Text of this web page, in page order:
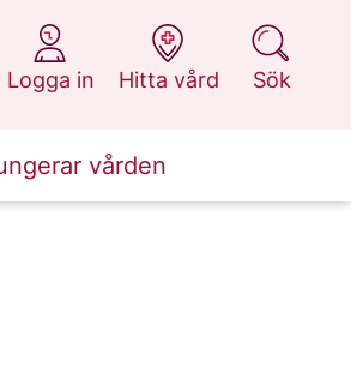
Logga in
på 1177.se
Hitta vård
på 1177.se
Sök
på 1177.se
vården